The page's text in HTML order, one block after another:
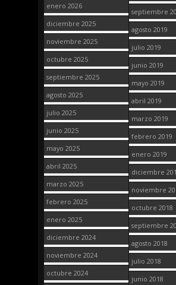
enero 2026
diciembre 2025
noviembre 2025
octubre 2025
septiembre 2025
agosto 2025
julio 2025
junio 2025
mayo 2025
abril 2025
marzo 2025
febrero 2025
enero 2025
diciembre 2024
noviembre 2024
octubre 2024
septiembre
agosto 2019
julio 2019
junio 2019
mayo 2019
abril 2019
marzo 2019
febrero 2019
enero 2019
diciembre
noviembre
octubre 2018
septiembre
agosto 2018
julio 2018
junio 2018